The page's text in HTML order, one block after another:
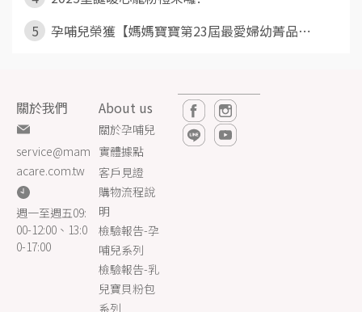
5
孕哺兒榮獲【媽媽寶寶第23屆最愛婦幼菁品⋯
關於我們
service@mam
acare.com.tw
週一至週五09:
00-12:00、13:0
0-17:00
About us
關於孕哺兒
實體據點
客戶見證
購物流程說
明
檢驗報告-孕
哺兒系列
檢驗報告-乳
兒寶貝粉包
系列